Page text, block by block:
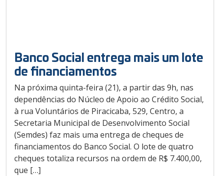
Banco Social entrega mais um lote
de financiamentos
Na próxima quinta-feira (21), a partir das 9h, nas
dependências do Núcleo de Apoio ao Crédito Social,
à rua Voluntários de Piracicaba, 529, Centro, a
Secretaria Municipal de Desenvolvimento Social
(Semdes) faz mais uma entrega de cheques de
financiamentos do Banco Social. O lote de quatro
cheques totaliza recursos na ordem de R$ 7.400,00,
que […]